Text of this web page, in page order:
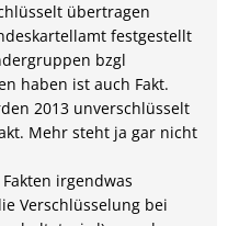
übertragen
festgestellt
bzgl
haben ist auch Fakt.
2013 unverschlüsselt
Mehr steht ja gar nicht
irgendwas
Verschlüsselung bei